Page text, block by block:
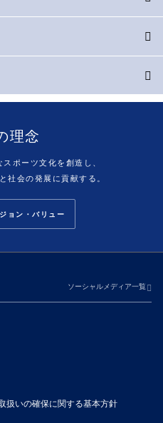
理念
ポーツ文化を創造し、
社会の発展に貢献する。
ョン・バリュー
ソーシャルメディア一覧
扱いの確保に関する基本方針